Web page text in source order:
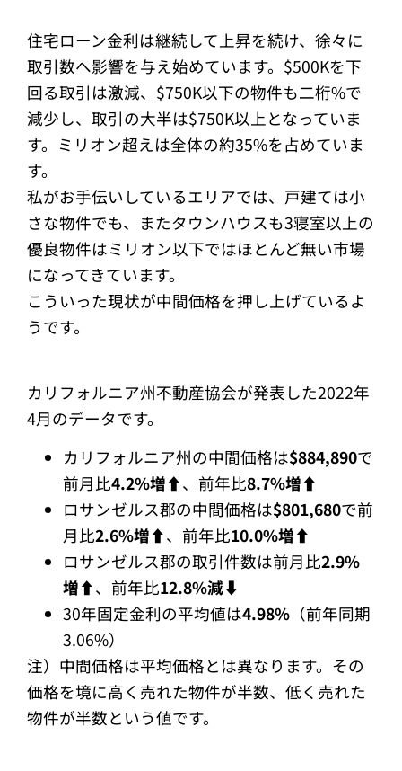
住宅ローン金利は継続して上昇を続け、徐々に
取引数へ影響を与え始めています。$500Kを下
回る取引は激減、$750K以下の物件も二桁%で
減少し、取引の大半は$750K以上となっていま
す。ミリオン超えは全体の約35%を占めていま
す。
私がお手伝いしているエリアでは、戸建ては小
さな物件でも、またタウンハウスも3寝室以上の
優良物件はミリオン以下ではほとんど無い市場
になってきています。
こういった現状が中間価格を押し上げているよ
うです。
カリフォルニア州不動産協会が発表した2022年
4月のデータです。
カリフォルニア州の中間価格は$884,890で
前月比4.2%増⬆︎、前年比8.7%増⬆︎
ロサンゼルス郡の中間価格は$801,680で前
月比2.6%増⬆︎、前年比10.0%増⬆︎
ロサンゼルス郡の取引件数は前月比2.9%
増⬆︎、前年比12.8%減⬇︎
30年固定金利の平均値は4.98% （前年同期
3.06%）
注）中間価格は平均価格とは異なります。その
価格を境に高く売れた物件が半数、低く売れた
物件が半数という値です。